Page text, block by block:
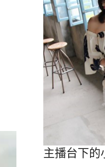
主播台下